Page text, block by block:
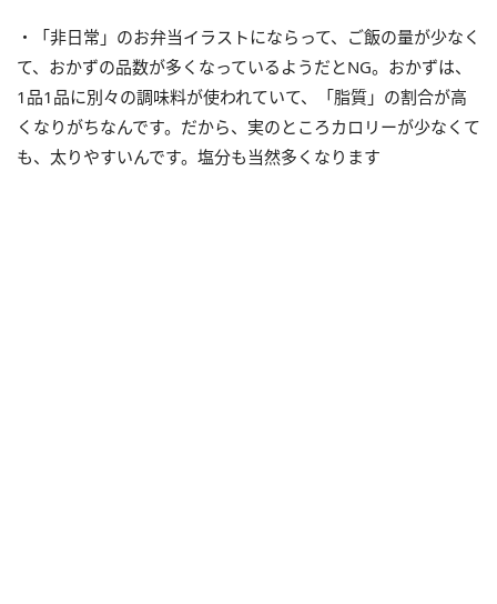
・「非日常」のお弁当イラストにならって、ご飯の量が少なく
て、おかずの品数が多くなっているようだとNG。おかずは、
1品1品に別々の調味料が使われていて、「脂質」の割合が高
くなりがちなんです。だから、実のところカロリーが少なくて
も、太りやすいんです。塩分も当然多くなります